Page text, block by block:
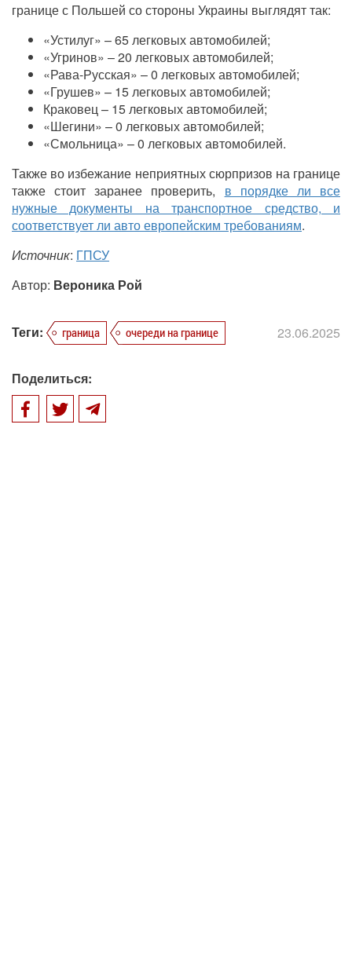
границе с Польшей со стороны Украины выглядят так:
«Устилуг» – 65 легковых автомобилей;
«Угринов» – 20 легковых автомобилей;
«Рава-Русская» – 0 легковых автомобилей;
«Грушев» – 15 легковых автомобилей;
Краковец – 15 легковых автомобилей;
«Шегини» – 0 легковых автомобилей;
«Смольница» – 0 легковых автомобилей.
Также во избежание неприятных сюрпризов на границе
также стоит заранее проверить, в порядке ли все
нужные документы на транспортное средство, и
соответствует ли авто европейским требованиям.
Источник: ГПСУ
Автор: Вероника Рой
Теги: граница очереди на границе 23.06.2025
Поделиться: